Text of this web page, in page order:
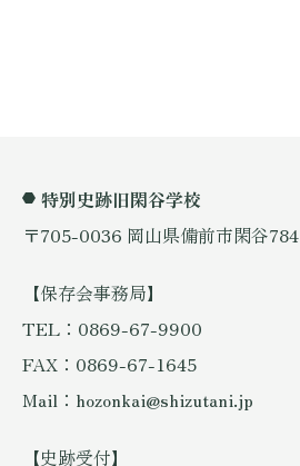
特別史跡旧閑谷学校
〒705-0036 岡山県備前市閑谷784
【保存会事務局】
TEL：0869-67-9900
FAX：0869-67-1645
Mail：hozonkai@shizutani.jp
【史跡受付】